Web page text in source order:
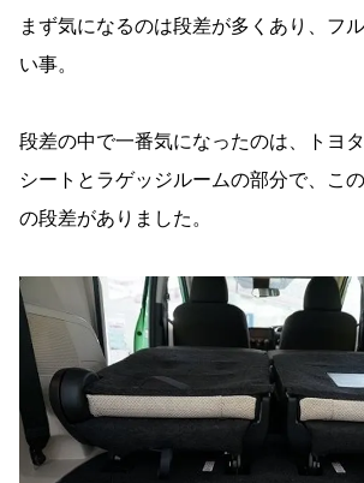
まず気になるのは段差が多くあり、フ
い事。
段差の中で一番気になったのは、トヨ
シートとラゲッジルームの部分で、こ
の段差がありました。